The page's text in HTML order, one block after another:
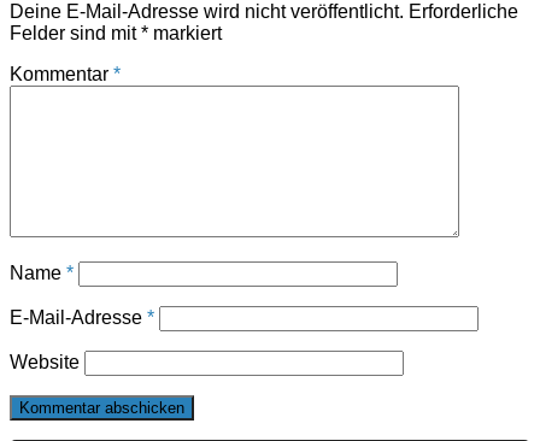
Deine E-Mail-Adresse wird nicht veröffentlicht. Erforderliche
Felder sind mit* markiert
Kommentar *
Name *
E-Mail-Adresse *
Website